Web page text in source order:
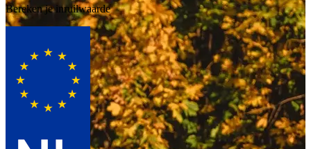
Bereken je inruilwaarde